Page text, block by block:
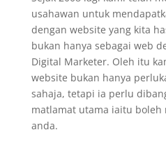
usahawan untuk
dengan website yang kita
bukan hanya sebagai web
Digital Marketer. Oleh itu
website bukan hanya
sahaja, tetapi ia perlu
matlamat utama iaitu boleh
anda.